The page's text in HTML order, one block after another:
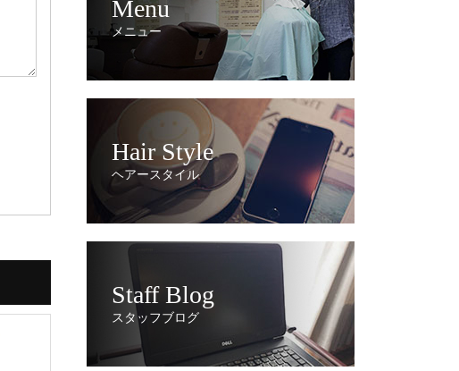
Menu
メニュー
Hair Style
ヘアースタイル
Staff Blog
スタッフブログ